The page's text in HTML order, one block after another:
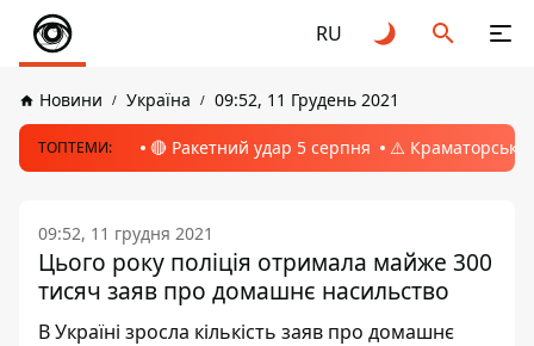
RU
Новини Україна 09:52, 11 Грудень 2021
ТОПТЕМИ: 🔴 Ракетний удар 5 серпня ⚠️ Краматорськ,
09:52, 11 грудня 2021
Цього року поліція отримала майже 300
тисяч заяв про домашнє насильство
В Україні зросла кількість заяв про домашнє